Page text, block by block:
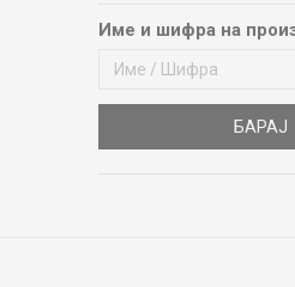
Име и шифра на
БАРАЈ